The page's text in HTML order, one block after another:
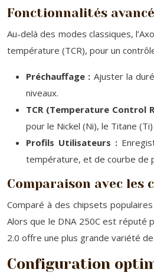
Fonctionnalités
Au-delà des modes classiques,
température (TCR), pour un
Préchauffage : Ajuster la
niveaux.
TCR (Temperature Control
pour le Nickel (Ni), le Titane
Profils Utilisateurs :
température, et de courbe de
Comparaison avec les
Comparé à des chipsets
Alors que le DNA 250C est réputé
2.0 offre une plus grande variété
Configuration